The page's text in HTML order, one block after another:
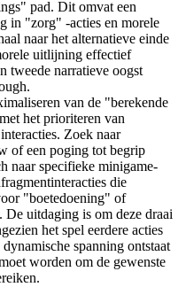
pad. Dit omvat een
in "zorg" -acties en morele
naar het alternatieve einde
uitlijning effectief
tweede narratieve oogst
van de "berekende
het prioriteren van
Zoek naar
of een poging tot begrip
naar specifieke minigame-
die
"boetedoening" of
uitdaging is om deze draai
het spel eerdere acties
spanning ontstaat
worden om de gewenste